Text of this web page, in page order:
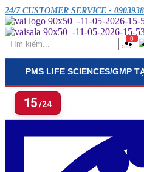
24/7 CUSTOMER SERVICE -
0
PMS LIFE SCIENCES/GMP
15/24